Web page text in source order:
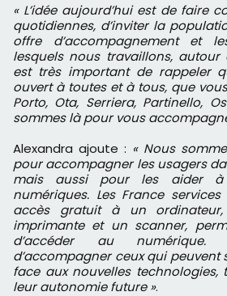
« L’idée aujourd’hui est de faire
quotidiennes, d’inviter la
offre d’accompagnement et
lesquels nous travaillons, autour
est très important de rappeler
ouvert à toutes et à tous, que
Porto, Ota, Serriera, Partinello,
sommes là pour vous
Alexandra ajoute : « Nous
pour accompagner les usagers
mais aussi pour les aider
numériques. Les France
accès gratuit à un
imprimante et un scanner,
d’accéder au
d’accompagner ceux qui peuvent
face aux nouvelles technologies,
leur autonomie future ».